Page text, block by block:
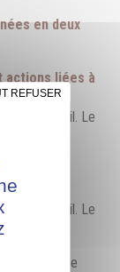
en deux
actions liées à
1)
de travail. Le
de travail. Le
est possible
REFUSER